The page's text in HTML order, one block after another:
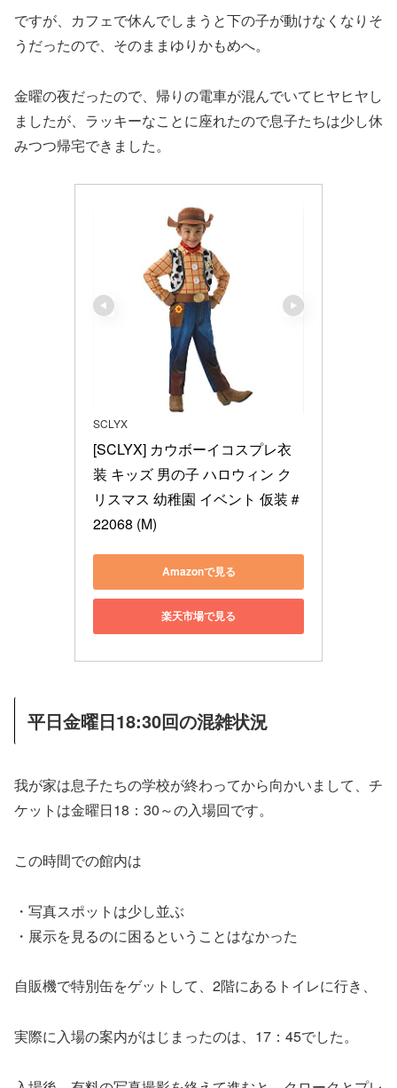
ですが、カフェで休んでしまうと下の子が動けなくなりそ
うだったので、そのままゆりかもめへ。
金曜の夜だったので、帰りの電車が混んでいてヒヤヒヤし
ましたが、ラッキーなことに座れたので息子たちは少し休
みつつ帰宅できました。
SCLYX
[SCLYX] カウボーイコスプレ衣
装 キッズ 男の子 ハロウィン ク
リスマス 幼稚園 イベント 仮装＃
22068 (M)
Amazonで見る
楽天市場で見る
平日金曜日18:30回の混雑状況
我が家は息子たちの学校が終わってから向かいまして、チ
ケットは金曜日18：30～の入場回です。
この時間での館内は
・写真スポットは少し並ぶ
・展示を見るのに困るということはなかった
自販機で特別缶をゲットして、2階にあるトイレに行き、
実際に入場の案内がはじまったのは、17：45でした。